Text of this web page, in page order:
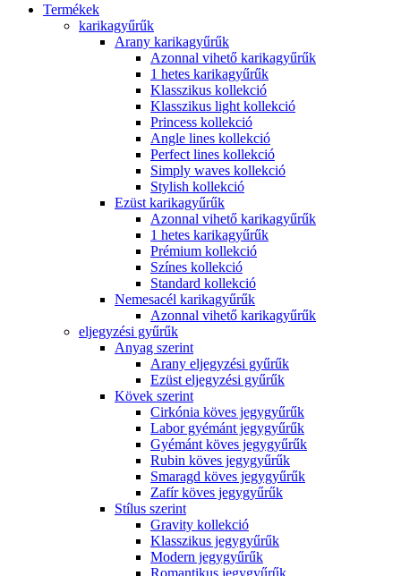
Termékek
karikagyűrűk
Arany karikagyűrűk
Azonnal vihető karikagyűrűk
1 hetes karikagyűrűk
Klasszikus kollekció
Klasszikus light kollekció
Princess kollekció
Angle lines kollekció
Perfect lines kollekció
Simply waves kollekció
Stylish kollekció
Ezüst karikagyűrűk
Azonnal vihető karikagyűrűk
1 hetes karikagyűrűk
Prémium kollekció
Színes kollekció
Standard kollekció
Nemesacél karikagyűrűk
Azonnal vihető karikagyűrűk
eljegyzési gyűrűk
Anyag szerint
Arany eljegyzési gyűrűk
Ezüst eljegyzési gyűrűk
Kövek szerint
Cirkónia köves jegygyűrűk
Labor gyémánt jegygyűrűk
Gyémánt köves jegygyűrűk
Rubin köves jegygyűrűk
Smaragd köves jegygyűrűk
Zafír köves jegygyűrűk
Stílus szerint
Gravity kollekció
Klasszikus jegygyűrűk
Modern jegygyűrűk
Romantikus jegygyűrűk